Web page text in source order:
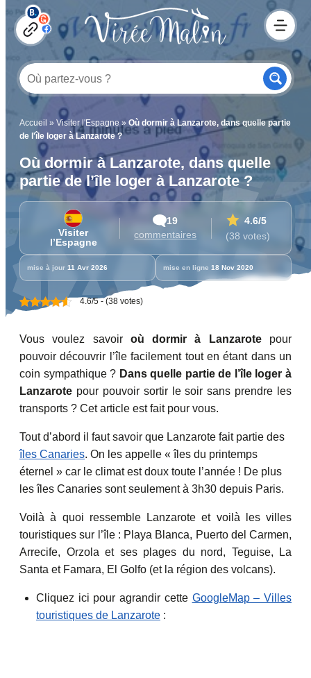
Accueil » Visiter l'Espagne » Où dormir à Lanzarote, dans quelle partie
de l'île loger à Lanzarote ?
Où dormir à Lanzarote, dans quelle
partie de l’île loger à Lanzarote ?
Visiter
l’Espagne
19
commentaires
4.6/5
(38 votes)
mise à jour 11 Avr 2026 mise en ligne 18 Nov 2020
4.6/5 - (38 votes)
Vous voulez savoir où dormir à Lanzarotepour
pouvoir découvrir l’île facilement tout en étant dans un
coin sympathique ? Dans quelle partie de l’île loger à
Lanzarote pour pouvoir sortir le soir sans prendre les
transports ? Cet article est fait pour vous.
Tout d’abord il faut savoir que Lanzarote fait partie des
îles Canaries. On les appelle « îles du printemps
éternel » car le climat est doux toute l’année ! De plus
les îles Canaries sont seulement à 3h30 depuis Paris.
Voilà à quoi ressemble Lanzarote et voilà les villes
touristiques sur l’île : Playa Blanca, Puerto del Carmen,
Arrecife, Orzola et ses plages du nord, Teguise, La
Santa et Famara, El Golfo (et la région des volcans).
Cliquez ici pour agrandir cette GoogleMap – Villes
touristiques de Lanzarote :